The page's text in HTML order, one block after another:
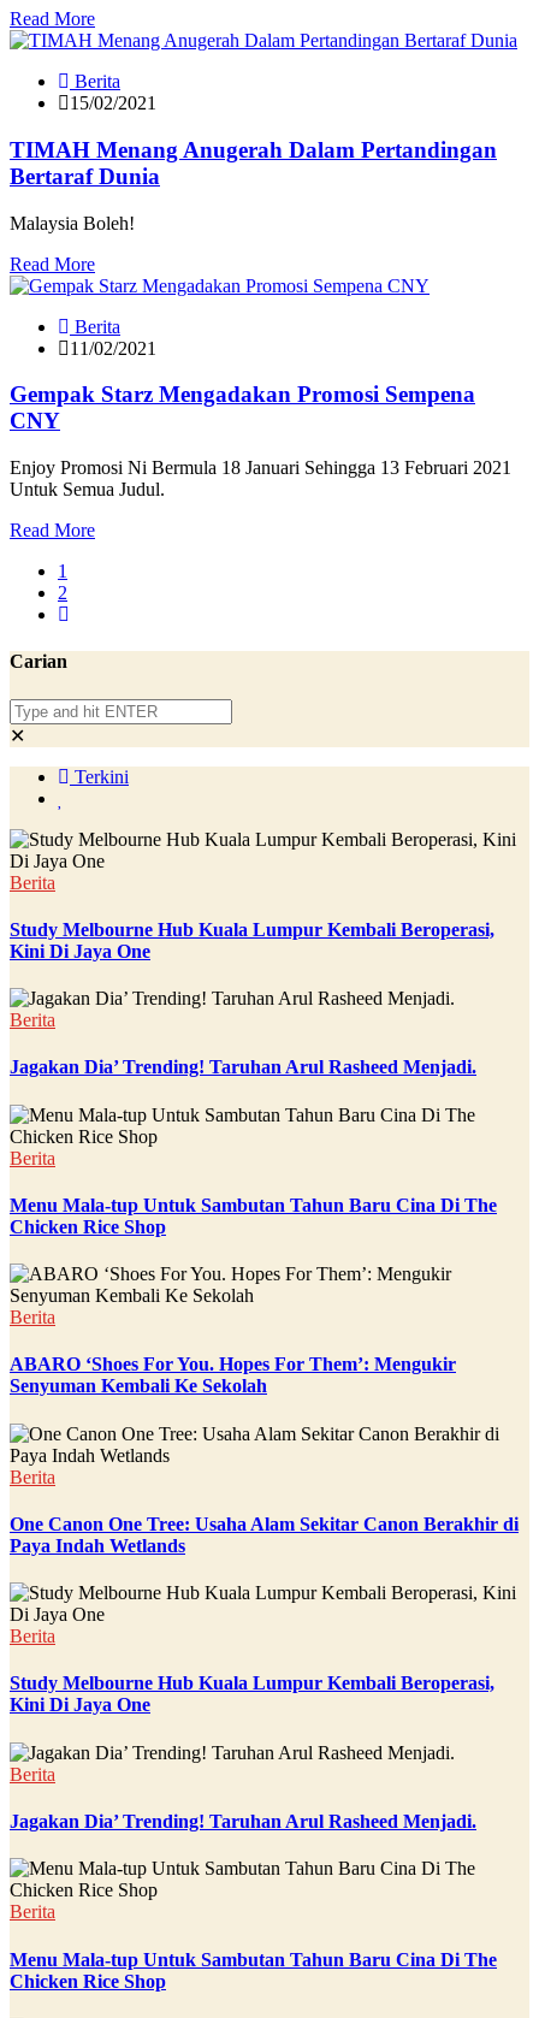
Read More
Berita
15/02/2021
TIMAH Menang Anugerah Dalam Pertandingan
Bertaraf Dunia
Malaysia Boleh!
Read More
Berita
11/02/2021
Gempak Starz Mengadakan Promosi Sempena
CNY
Enjoy Promosi Ni Bermula 18 Januari Sehingga 13 Februari 2021
Untuk Semua Judul.
Read More
1
2
Carian
✕
Terkini
Berita
Study Melbourne Hub Kuala Lumpur Kembali Beroperasi,
Kini Di Jaya One
Berita
Jagakan Dia’ Trending! Taruhan Arul Rasheed Menjadi.
Berita
Menu Mala-tup Untuk Sambutan Tahun Baru Cina Di The
Chicken Rice Shop
Berita
ABARO ‘Shoes For You. Hopes For Them’: Mengukir
Senyuman Kembali Ke Sekolah
Berita
One Canon One Tree: Usaha Alam Sekitar Canon Berakhir di
Paya Indah Wetlands
Berita
Study Melbourne Hub Kuala Lumpur Kembali Beroperasi,
Kini Di Jaya One
Berita
Jagakan Dia’ Trending! Taruhan Arul Rasheed Menjadi.
Berita
Menu Mala-tup Untuk Sambutan Tahun Baru Cina Di The
Chicken Rice Shop